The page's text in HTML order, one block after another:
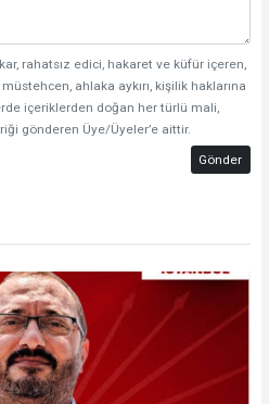
rahatsız edici, hakaret ve küfür içeren,
ahlaka aykırı, kişilik haklarına
içeriklerden doğan her türlü mali,
gönderen Üye/Üyeler’e aittir.
Gönder